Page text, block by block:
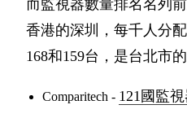
而監視器數量排名名列
香港的深圳，每千人分
168和159台，是台北市
Comparitech - 121國監